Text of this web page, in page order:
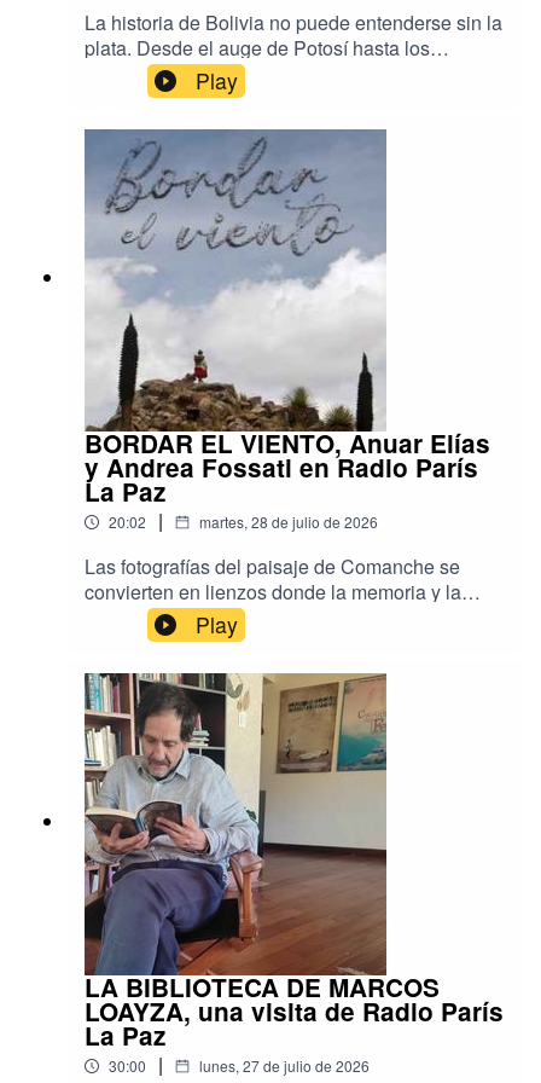
La historia de Bolivia no puede entenderse sin la
plata. Desde el auge de Potosí hasta los
desafíos actuales de conservación del
patrimonio, este metal ha moldeado la economía,
la política y la identidad del país. Conversamos
con Daniel Oropeza Alba, director de la Casa
Nacional de Moneda, sobre la riqueza de la
numismática boliviana, las investigaciones que
se desarrollan en la institución, los retos que
enfrenta uno de los museos históricos más
importantes de América y los proyectos que
buscan acercar este patrimonio a nuevas
generaciones.
Play
BORDAR EL VIENTO, Anuar Elías
y Andrea Fossati en Radio París
La Paz
20:02 | martes, 28 de julio de 2026
Las fotografías del paisaje de Comanche se
convierten en lienzos donde la memoria y la
identidad se entretejen con hilos. Bordar el
Viento, la exposición de Andrea Fossati y Anuar
Elías, reúne el trabajo de mujeres artesanas del
altiplano paceño para crear imágenes
intervenidas con bordados que dialogan entre el
arte contemporáneo y los saberes ancestrales.
Conversamos con sus creadores sobre este
proyecto colaborativo que invita a mirar el
territorio desde una perspectiva sensible y
colectiva. Una nota para Radio París La Paz.
Play
LA BIBLIOTECA DE MARCOS
LOAYZA, una visita de Radio París
La Paz
30:00 | lunes, 27 de julio de 2026